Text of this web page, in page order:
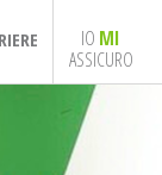
IO MI
ASSICURO